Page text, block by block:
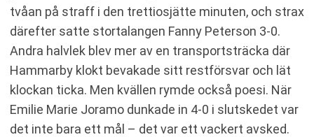
tvåan på straff i den trettiosjätte minuten, och strax
därefter satte stortalangen Fanny Peterson 3-0.
Andra halvlek blev mer av en transportsträcka där
Hammarby klokt bevakade sitt restförsvar och lät
klockan ticka. Men kvällen rymde också poesi. När
Emilie Marie Joramo dunkade in 4-0 i slutskedet var
det inte bara ett mål – det var ett vackert avsked.